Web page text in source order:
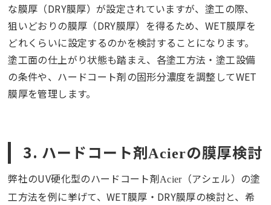
な膜厚（DRY膜厚）が設定されていますが、塗工の際、
狙いどおりの膜厚（DRY膜厚）を得るため、WET膜厚を
どれくらいに設定するのかを検討することになります。
塗工面の仕上がり状態も踏まえ、各塗工方法・塗工設備
の条件や、ハードコート剤の固形分濃度を調整してWET
膜厚を管理します。
3. ハードコート剤Acierの膜厚検討
弊社のUV硬化型のハードコート剤Acier（アシェル）の塗
工方法を例に挙げて、WET膜厚・DRY膜厚の検討と、希